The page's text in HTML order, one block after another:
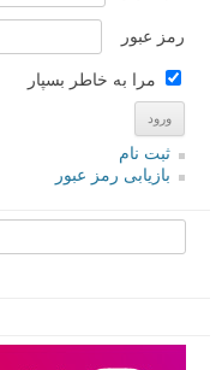
رمز عبور
مرا به خاطر بسپار
ثبت نام
بازیابی رمز عبور